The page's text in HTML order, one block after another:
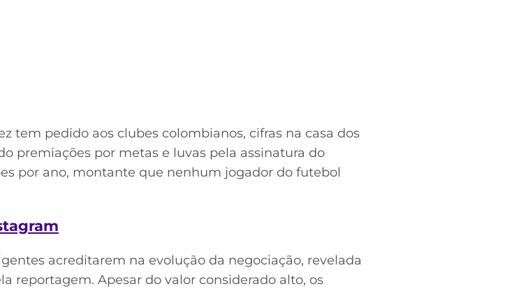
tem pedido aos clubes colombianos, cifras na casa dos
premiações por metas e luvas pela assinatura do
por ano, montante que nenhum jogador do futebol
acreditarem na evolução da negociação, revelada
reportagem. Apesar do valor considerado alto, os